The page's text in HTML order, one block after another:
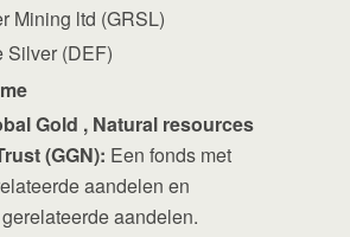
Mining ltd (GRSL)
Silver (DEF)
Gold , Natural resources
(GGN): Een fonds met
aandelen en
aandelen.